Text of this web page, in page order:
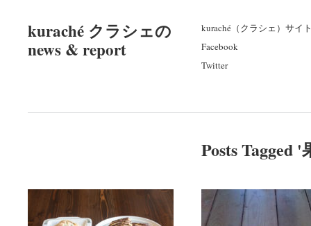
kuraché クラシェの
news & report
kuraché（クラシェ）サイ
Facebook
Twitter
Posts Tagged '